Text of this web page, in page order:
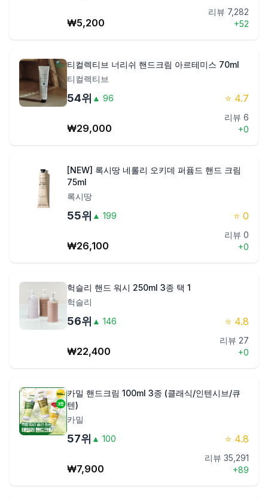
₩5,200
리뷰 7,282
+52
티컬렉티브 너리쉬 핸드크림 아르테미스 70ml
티컬렉티브
54위 ▲ 96 ⭐ 4.7
₩29,000
리뷰 6
+0
[NEW] 록시땅 네롤리 오키데 퍼퓸드 핸드 크림
75ml
록시땅
55위 ▲ 199 ⭐ 0
₩26,100
리뷰 0
+0
헉슬리 핸드 워시 250ml 3종 택 1
헉슬리
56위 ▲ 146 ⭐ 4.8
₩22,400
리뷰 27
+0
카밀 핸드크림 100ml 3종 (클래식/인텐시브/큐
텐)
카밀
57위 ▲ 100 ⭐ 4.8
₩7,900
리뷰 35,291
+89